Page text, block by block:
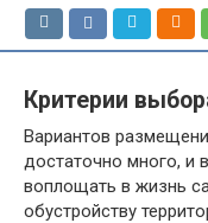
Критерии
Вариантов
достаточно много, и
воплощать в жизнь
обустройству